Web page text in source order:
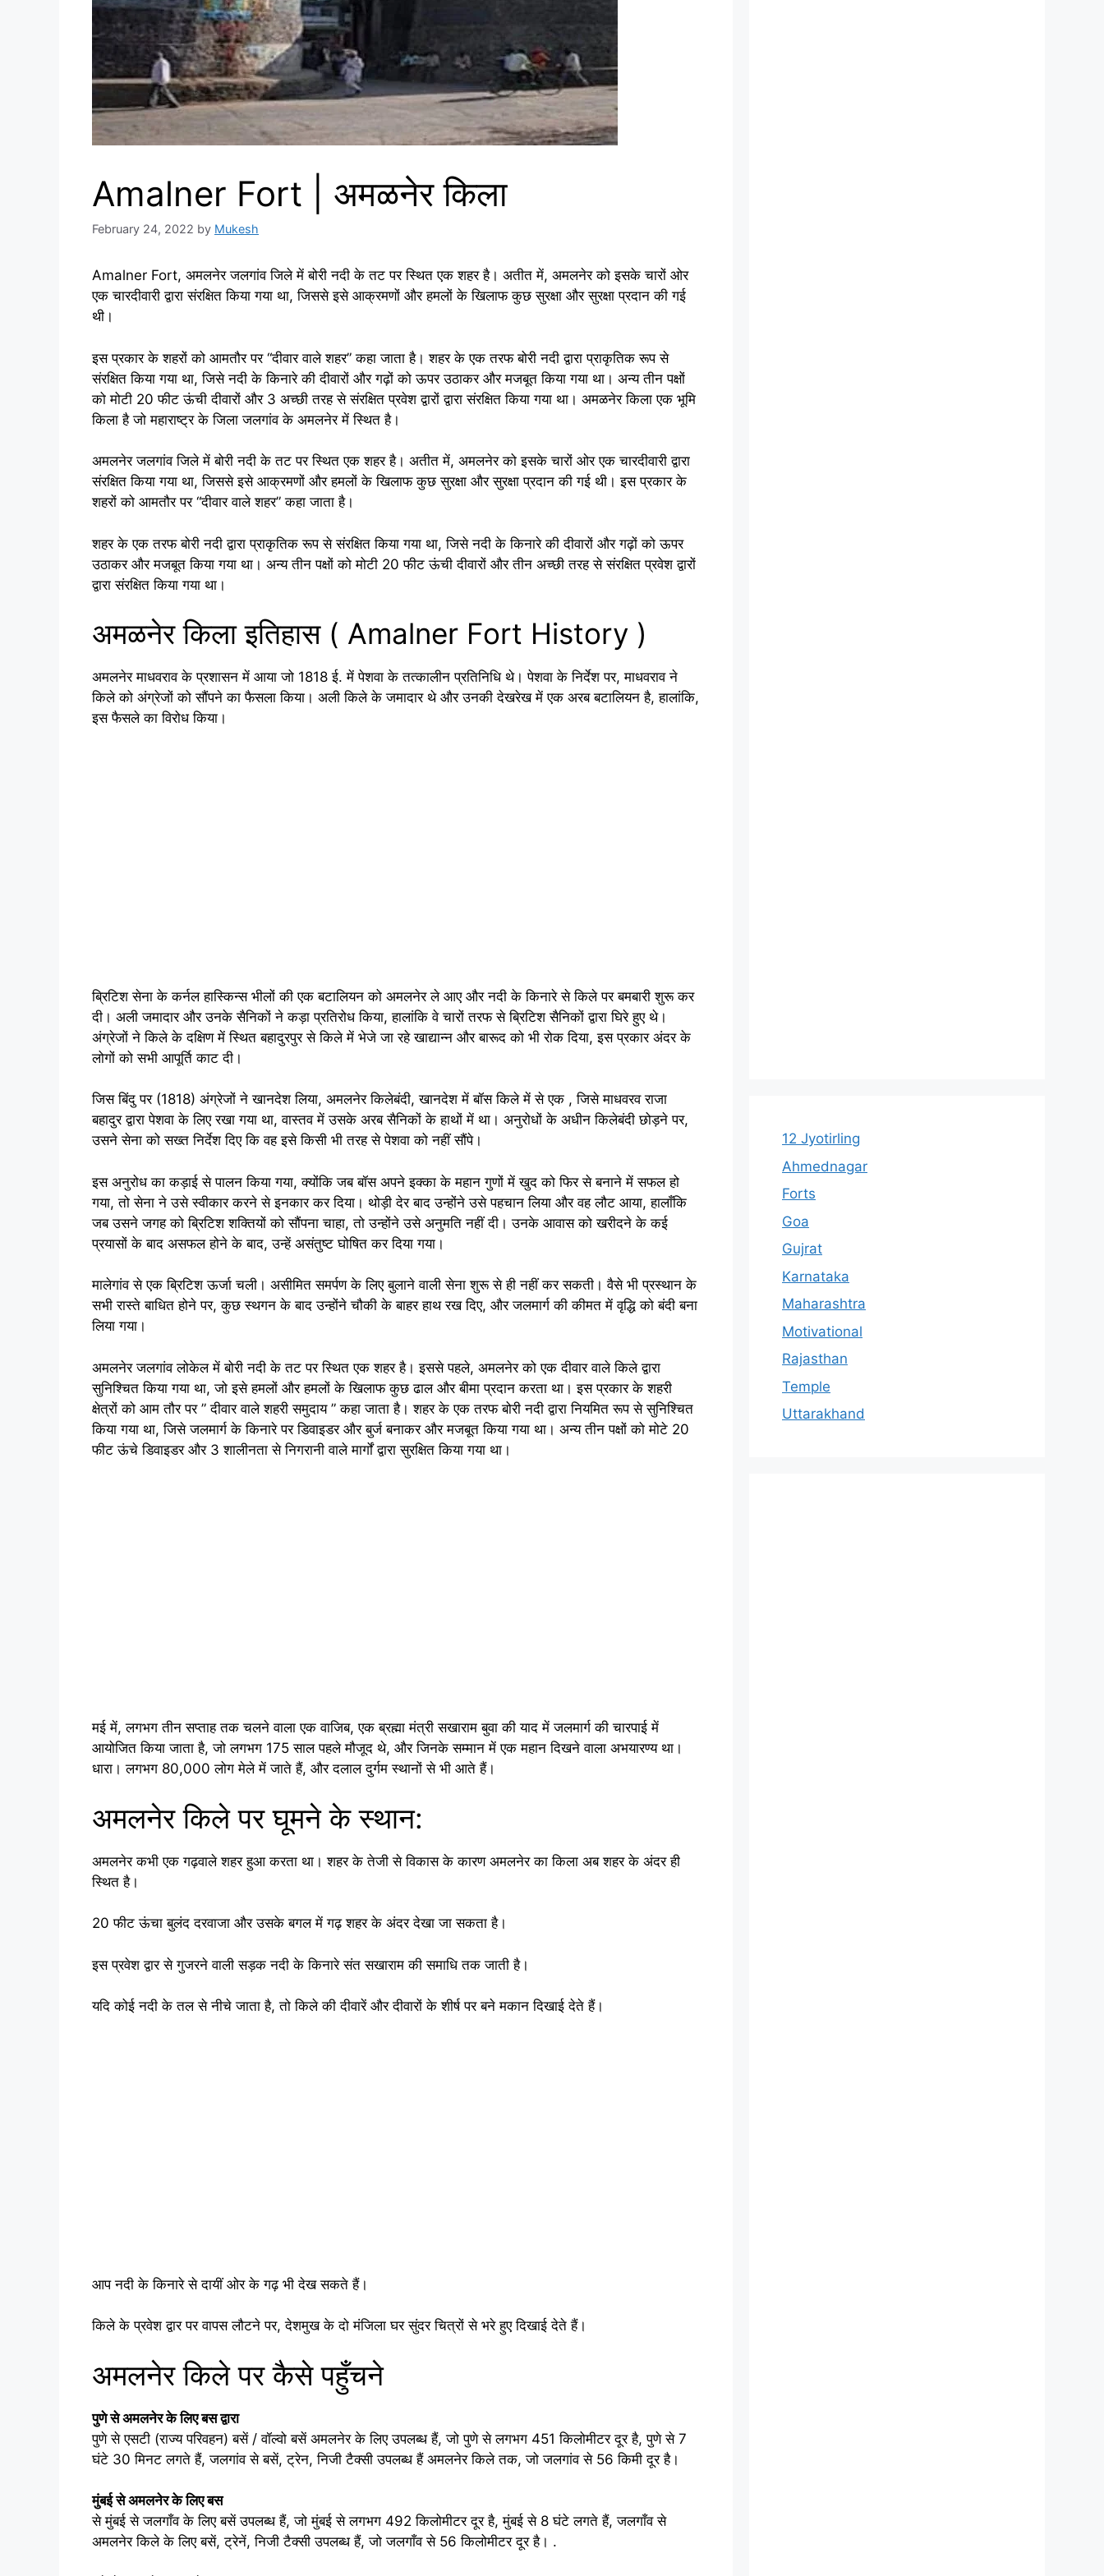
Amalner Fort | अमळनेर किला
February 24, 2022 by Mukesh
Amalner Fort, अमलनेर जलगांव जिले में बोरी नदी के तट पर स्थित एक शहर है। अतीत में, अमलनेर को इसके चारों ओर
एक चारदीवारी द्वारा संरक्षित किया गया था, जिससे इसे आक्रमणों और हमलों के खिलाफ कुछ सुरक्षा और सुरक्षा प्रदान की गई
थी।
इस प्रकार के शहरों को आमतौर पर “दीवार वाले शहर” कहा जाता है। शहर के एक तरफ बोरी नदी द्वारा प्राकृतिक रूप से
संरक्षित किया गया था, जिसे नदी के किनारे की दीवारों और गढ़ों को ऊपर उठाकर और मजबूत किया गया था। अन्य तीन पक्षों
को मोटी 20 फीट ऊंची दीवारों और 3 अच्छी तरह से संरक्षित प्रवेश द्वारों द्वारा संरक्षित किया गया था। अमळनेर किला एक भूमि
किला है जो महाराष्ट्र के जिला जलगांव के अमलनेर में स्थित है।
अमलनेर जलगांव जिले में बोरी नदी के तट पर स्थित एक शहर है। अतीत में, अमलनेर को इसके चारों ओर एक चारदीवारी द्वारा
संरक्षित किया गया था, जिससे इसे आक्रमणों और हमलों के खिलाफ कुछ सुरक्षा और सुरक्षा प्रदान की गई थी। इस प्रकार के
शहरों को आमतौर पर “दीवार वाले शहर” कहा जाता है।
शहर के एक तरफ बोरी नदी द्वारा प्राकृतिक रूप से संरक्षित किया गया था, जिसे नदी के किनारे की दीवारों और गढ़ों को ऊपर
उठाकर और मजबूत किया गया था। अन्य तीन पक्षों को मोटी 20 फीट ऊंची दीवारों और तीन अच्छी तरह से संरक्षित प्रवेश द्वारों
द्वारा संरक्षित किया गया था।
अमळनेर किला इतिहास ( Amalner Fort History )
अमलनेर माधवराव के प्रशासन में आया जो 1818 ई. में पेशवा के तत्कालीन प्रतिनिधि थे। पेशवा के निर्देश पर, माधवराव ने
किले को अंग्रेजों को सौंपने का फैसला किया। अली किले के जमादार थे और उनकी देखरेख में एक अरब बटालियन है, हालांकि,
इस फैसले का विरोध किया।
ब्रिटिश सेना के कर्नल हास्किन्स भीलों की एक बटालियन को अमलनेर ले आए और नदी के किनारे से किले पर बमबारी शुरू कर
दी। अली जमादार और उनके सैनिकों ने कड़ा प्रतिरोध किया, हालांकि वे चारों तरफ से ब्रिटिश सैनिकों द्वारा घिरे हुए थे।
अंग्रेजों ने किले के दक्षिण में स्थित बहादुरपुर से किले में भेजे जा रहे खाद्यान्न और बारूद को भी रोक दिया, इस प्रकार अंदर के
लोगों को सभी आपूर्ति काट दी।
जिस बिंदु पर (1818) अंग्रेजों ने खानदेश लिया, अमलनेर किलेबंदी, खानदेश में बॉस किले में से एक , जिसे माधवरव राजा
बहादुर द्वारा पेशवा के लिए रखा गया था, वास्तव में उसके अरब सैनिकों के हाथों में था। अनुरोधों के अधीन किलेबंदी छोड़ने पर,
उसने सेना को सख्त निर्देश दिए कि वह इसे किसी भी तरह से पेशवा को नहीं सौंपे।
इस अनुरोध का कड़ाई से पालन किया गया, क्योंकि जब बॉस अपने इक्का के महान गुणों में खुद को फिर से बनाने में सफल हो
गया, तो सेना ने उसे स्वीकार करने से इनकार कर दिया। थोड़ी देर बाद उन्होंने उसे पहचान लिया और वह लौट आया, हालाँकि
जब उसने जगह को ब्रिटिश शक्तियों को सौंपना चाहा, तो उन्होंने उसे अनुमति नहीं दी। उनके आवास को खरीदने के कई
प्रयासों के बाद असफल होने के बाद, उन्हें असंतुष्ट घोषित कर दिया गया।
मालेगांव से एक ब्रिटिश ऊर्जा चली। असीमित समर्पण के लिए बुलाने वाली सेना शुरू से ही नहीं कर सकती। वैसे भी प्रस्थान के
सभी रास्ते बाधित होने पर, कुछ स्थगन के बाद उन्होंने चौकी के बाहर हाथ रख दिए, और जलमार्ग की कीमत में वृद्धि को बंदी बना
लिया गया।
अमलनेर जलगांव लोकेल में बोरी नदी के तट पर स्थित एक शहर है। इससे पहले, अमलनेर को एक दीवार वाले किले द्वारा
सुनिश्चित किया गया था, जो इसे हमलों और हमलों के खिलाफ कुछ ढाल और बीमा प्रदान करता था। इस प्रकार के शहरी
क्षेत्रों को आम तौर पर ” दीवार वाले शहरी समुदाय ” कहा जाता है। शहर के एक तरफ बोरी नदी द्वारा नियमित रूप से सुनिश्चित
किया गया था, जिसे जलमार्ग के किनारे पर डिवाइडर और बुर्ज बनाकर और मजबूत किया गया था। अन्य तीन पक्षों को मोटे 20
फीट ऊंचे डिवाइडर और 3 शालीनता से निगरानी वाले मार्गों द्वारा सुरक्षित किया गया था।
मई में, लगभग तीन सप्ताह तक चलने वाला एक वाजिब, एक ब्रह्मा मंत्री सखाराम बुवा की याद में जलमार्ग की चारपाई में
आयोजित किया जाता है, जो लगभग 175 साल पहले मौजूद थे, और जिनके सम्मान में एक महान दिखने वाला अभयारण्य था।
धारा। लगभग 80,000 लोग मेले में जाते हैं, और दलाल दुर्गम स्थानों से भी आते हैं।
अमलनेर किले पर घूमने के स्थान:
अमलनेर कभी एक गढ़वाले शहर हुआ करता था। शहर के तेजी से विकास के कारण अमलनेर का किला अब शहर के अंदर ही
स्थित है।
20 फीट ऊंचा बुलंद दरवाजा और उसके बगल में गढ़ शहर के अंदर देखा जा सकता है।
इस प्रवेश द्वार से गुजरने वाली सड़क नदी के किनारे संत सखाराम की समाधि तक जाती है।
यदि कोई नदी के तल से नीचे जाता है, तो किले की दीवारें और दीवारों के शीर्ष पर बने मकान दिखाई देते हैं।
आप नदी के किनारे से दायीं ओर के गढ़ भी देख सकते हैं।
किले के प्रवेश द्वार पर वापस लौटने पर, देशमुख के दो मंजिला घर सुंदर चित्रों से भरे हुए दिखाई देते हैं।
अमलनेर किले पर कैसे पहुँचने
पुणे से अमलनेर के लिए बस द्वारा
पुणे से एसटी (राज्य परिवहन) बसें / वॉल्वो बसें अमलनेर के लिए उपलब्ध हैं, जो पुणे से लगभग 451 किलोमीटर दूर है, पुणे से 7
घंटे 30 मिनट लगते हैं, जलगांव से बसें, ट्रेन, निजी टैक्सी उपलब्ध हैं अमलनेर किले तक, जो जलगांव से 56 किमी दूर है।
मुंबई से अमलनेर के लिए बस
से मुंबई से जलगाँव के लिए बसें उपलब्ध हैं, जो मुंबई से लगभग 492 किलोमीटर दूर है, मुंबई से 8 घंटे लगते हैं, जलगाँव से
अमलनेर किले के लिए बसें, ट्रेनें, निजी टैक्सी उपलब्ध हैं, जो जलगाँव से 56 किलोमीटर दूर है। .
12 Jyotirling
Ahmednagar
Forts
Goa
Gujrat
Karnataka
Maharashtra
Motivational
Rajasthan
Temple
Uttarakhand